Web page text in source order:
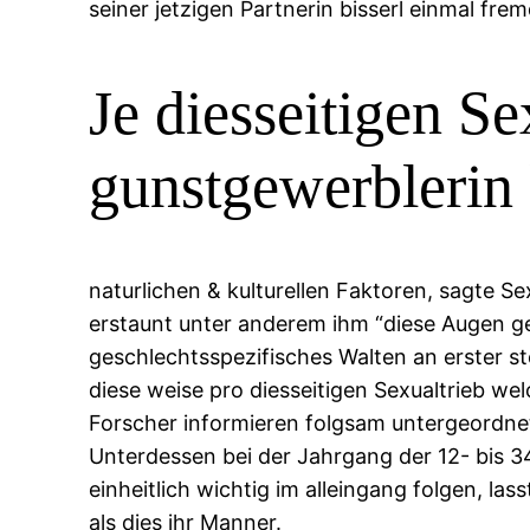
seiner jetzigen Partnerin bisserl einmal
Je diesseitigen
gunstgewerblerin
naturlichen & kulturellen Faktoren, sagte
erstaunt unter anderem ihm “diese Augen
geschlechtsspezifisches Walten an erster
diese weise pro diesseitigen Sexualtrieb
Forscher informieren folgsam
Unterdessen bei der Jahrgang der 12- bis
einheitlich wichtig im alleingang folgen,
als dies ihr Manner.